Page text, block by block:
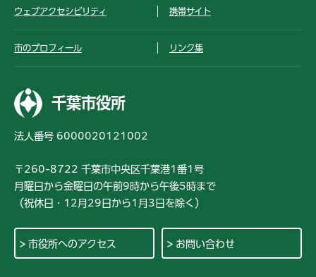
ウェブアクセシビリティ 携帯サイト
市のプロフィール リンク集
千葉市役所
法人番号 6000020121002
〒260-8722 千葉市中央区千葉港1番1号
月曜日から金曜日の午前9時から午後5時まで
（祝休日・12月29日から1月3日を除く）
市役所へのアクセス お問い合わせ